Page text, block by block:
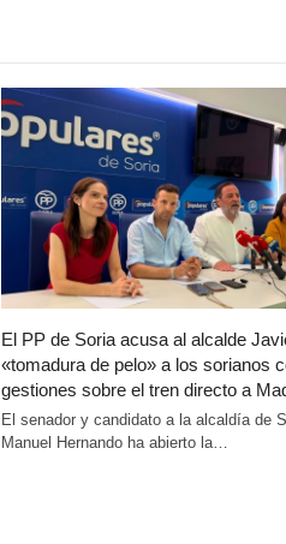
El PP de Soria acusa al alcalde
«tomadura de pelo» a los sorianos
gestiones sobre el tren directo a
El senador y candidato a la alcaldía de
Manuel Hernando ha abierto la…